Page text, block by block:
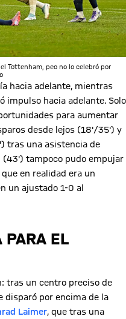
Tottenham, peo no lo celebró por
hacia adelante, mientras
impulso hacia adelante. Solo
para aumentar
desde lejos (18'/35') y
tras una asistencia de
(43') tampoco pudo empujar
en realidad era un
un ajustado 1-0 al
PARA EL
tras un centro preciso de
disparó por encima de la
Laimer, que tras una